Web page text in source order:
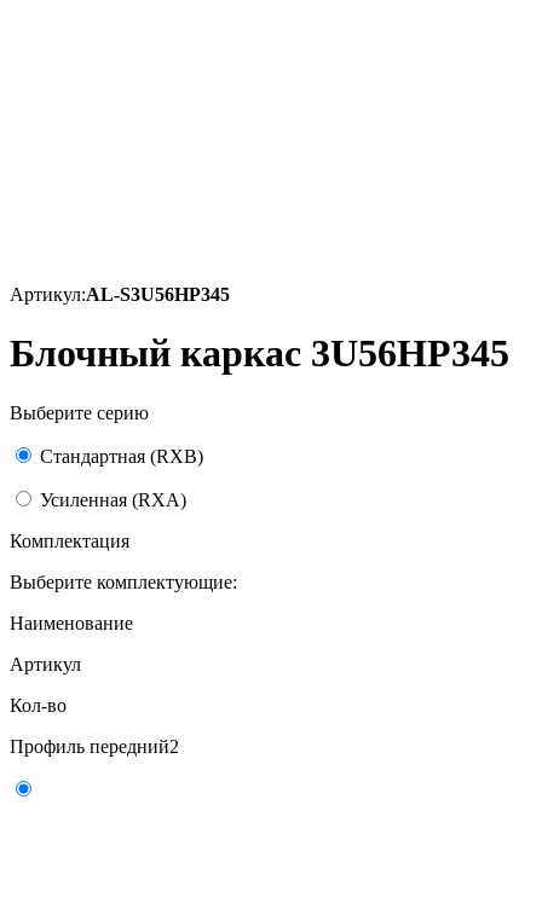
Артикул:AL-S3U56HP345
Блочный каркас 3U56HP345
Выберите серию
Стандартная (RXB)
Усиленная (RXA)
Комплектация
Выберите комплектующие:
Наименование
Артикул
Кол-во
Профиль передний2